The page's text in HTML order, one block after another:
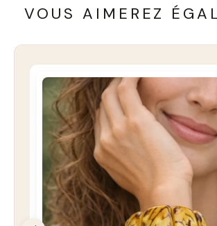
VOUS AIMEREZ